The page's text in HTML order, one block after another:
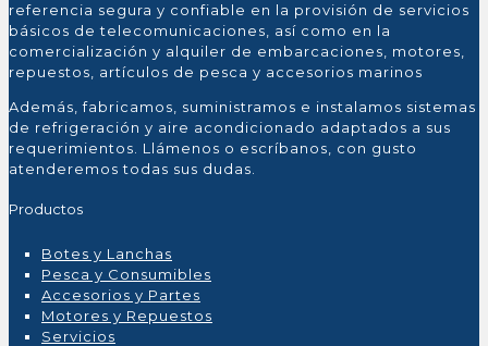
referencia segura y confiable en la provisión de servicios
básicos de telecomunicaciones, así como en la
comercialización y alquiler de embarcaciones, motores,
repuestos, artículos de pesca y accesorios marinos
Además, fabricamos, suministramos e instalamos sistemas
de refrigeración y aire acondicionado adaptados a sus
requerimientos. Llámenos o escríbanos, con gusto
atenderemos todas sus dudas.
Productos
Botes y Lanchas
Pesca y Consumibles
Accesorios y Partes
Motores y Repuestos
Servicios